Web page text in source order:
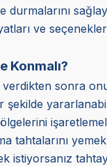
durmalarını
ve
Konmalı?
verdikten sonra
tahtalarını
istiyorsanız